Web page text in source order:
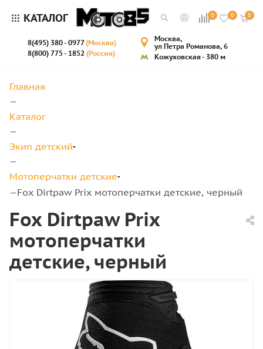
КАТАЛОГ 0 0 0
8(495) 380 - 0977(Москва)
8(800) 775 - 1852 (Россия)
Москва,
ул Петра Романова, 6
Кожуховская - 380 м
Главная
—
Каталог
—
Экип детский
—
Мотоперчатки детские
—Fox Dirtpaw Prix мотоперчатки детские, черный
Fox Dirtpaw Prix
мотоперчатки
детские, черный